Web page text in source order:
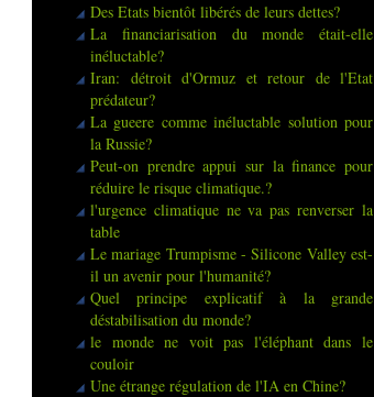
Des Etats bientôt libérés de leurs dettes?
La financiarisation du monde était-elle
inéluctable?
Iran: détroit d'Ormuz et retour de l'Etat
prédateur?
La gueere comme inéluctable solution pour
la Russie?
Peut-on prendre appui sur la finance pour
réduire le risque climatique.?
l'urgence climatique ne va pas renverser la
table
Le mariage Trumpisme - Silicone Valley est-
il un avenir pour l'humanité?
Quel principe explicatif à la grande
déstabilisation du monde?
le monde ne voit pas l'éléphant dans le
couloir
Une étrange régulation de l'IA en Chine?